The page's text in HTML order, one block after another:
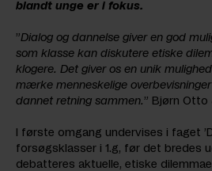
blandt unge er i fokus.
”Dialog og dannelse giver en god
som klasse kan diskutere etiske
klogere. Det giver os en unik
mærke menneskelige
dannet retning sammen.” Bjørn Otto
I første omgang undervises i faget
forsøgsklasser i 1.g, før det bredes
debatteres aktuelle, etiske